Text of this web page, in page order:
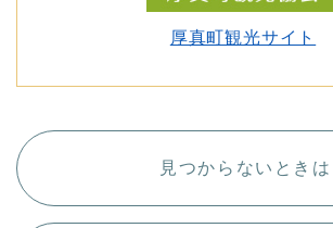
厚真町観光サイト
見つからないときは